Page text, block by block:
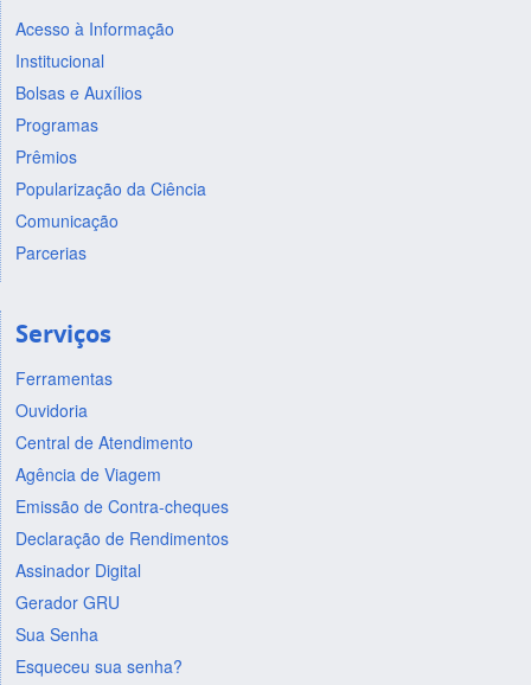
Acesso à Informação
Institucional
Bolsas e Auxílios
Programas
Prêmios
Popularização da Ciência
Comunicação
Parcerias
Serviços
Ferramentas
Ouvidoria
Central de Atendimento
Agência de Viagem
Emissão de Contra-cheques
Declaração de Rendimentos
Assinador Digital
Gerador GRU
Sua Senha
Esqueceu sua senha?